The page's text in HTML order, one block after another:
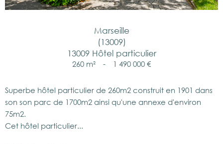
Marseille
(13009)
13009 Hôtel particulier
260 m² - 1 490 000 €
Superbe hôtel particulier de 260m2 construit en 1901 dans
son son parc de 1700m2 ainsi qu'une annexe d'environ
75m2.
Cet hôtel particulier...